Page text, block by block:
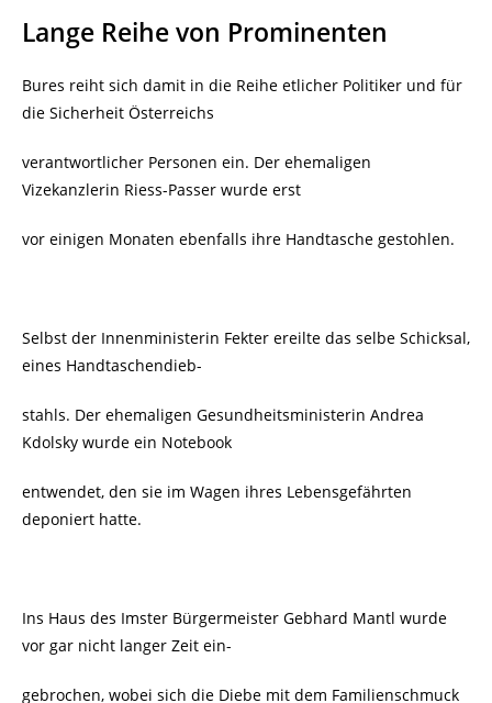
Lange Reihe von Prominenten
Bures reiht sich damit in die Reihe etlicher Politiker und für
die Sicherheit Österreichs
verantwortlicher Personen ein. Der ehemaligen
Vizekanzlerin Riess-Passer wurde erst
vor einigen Monaten ebenfalls ihre Handtasche gestohlen.
Selbst der Innenministerin Fekter ereilte das selbe Schicksal,
eines Handtaschendieb-
stahls. Der ehemaligen Gesundheitsministerin Andrea
Kdolsky wurde ein Notebook
entwendet, den sie im Wagen ihres Lebensgefährten
deponiert hatte.
Ins Haus des Imster Bürgermeister Gebhard Mantl wurde
vor gar nicht langer Zeit ein-
gebrochen, wobei sich die Diebe mit dem Familienschmuck